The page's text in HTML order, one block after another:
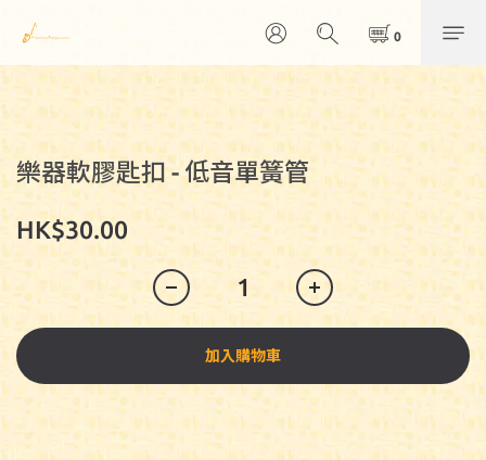
樂器軟膠匙扣 - 低音單簧管
HK$30.00
加入購物車